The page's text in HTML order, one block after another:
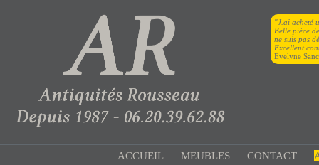
"J.ai acheté
Belle pièce
ne suis pas
Excellent
Evelyne
ACCUEIL MEUBLES CONTACT